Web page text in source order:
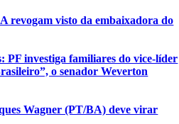
revogam visto da embaixadora do
PF investiga familiares do vice-líder
o senador Weverton
Wagner (PT/BA) deve virar